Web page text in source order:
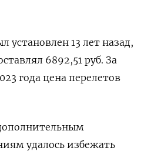
13 лет назад,
6892,51 руб. За
года цена перелетов
удалось избежать